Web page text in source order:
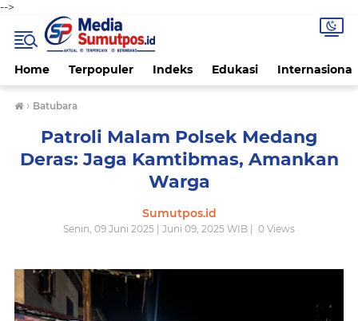
-->
Home Terpopuler Indeks Edukasi Internasional
› Batubara
Patroli Malam Polsek Medang
Deras: Jaga Kamtibmas, Amankan
Warga
Sumutpos.id
Senin, 09 Juni 2025 | Juni 09, 2025 WIB | 0 Views